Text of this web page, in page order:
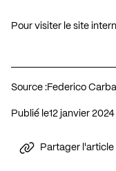
Pour visiter le site
Source :Federico
Publié le 12 janvier 2024
Partager l'article